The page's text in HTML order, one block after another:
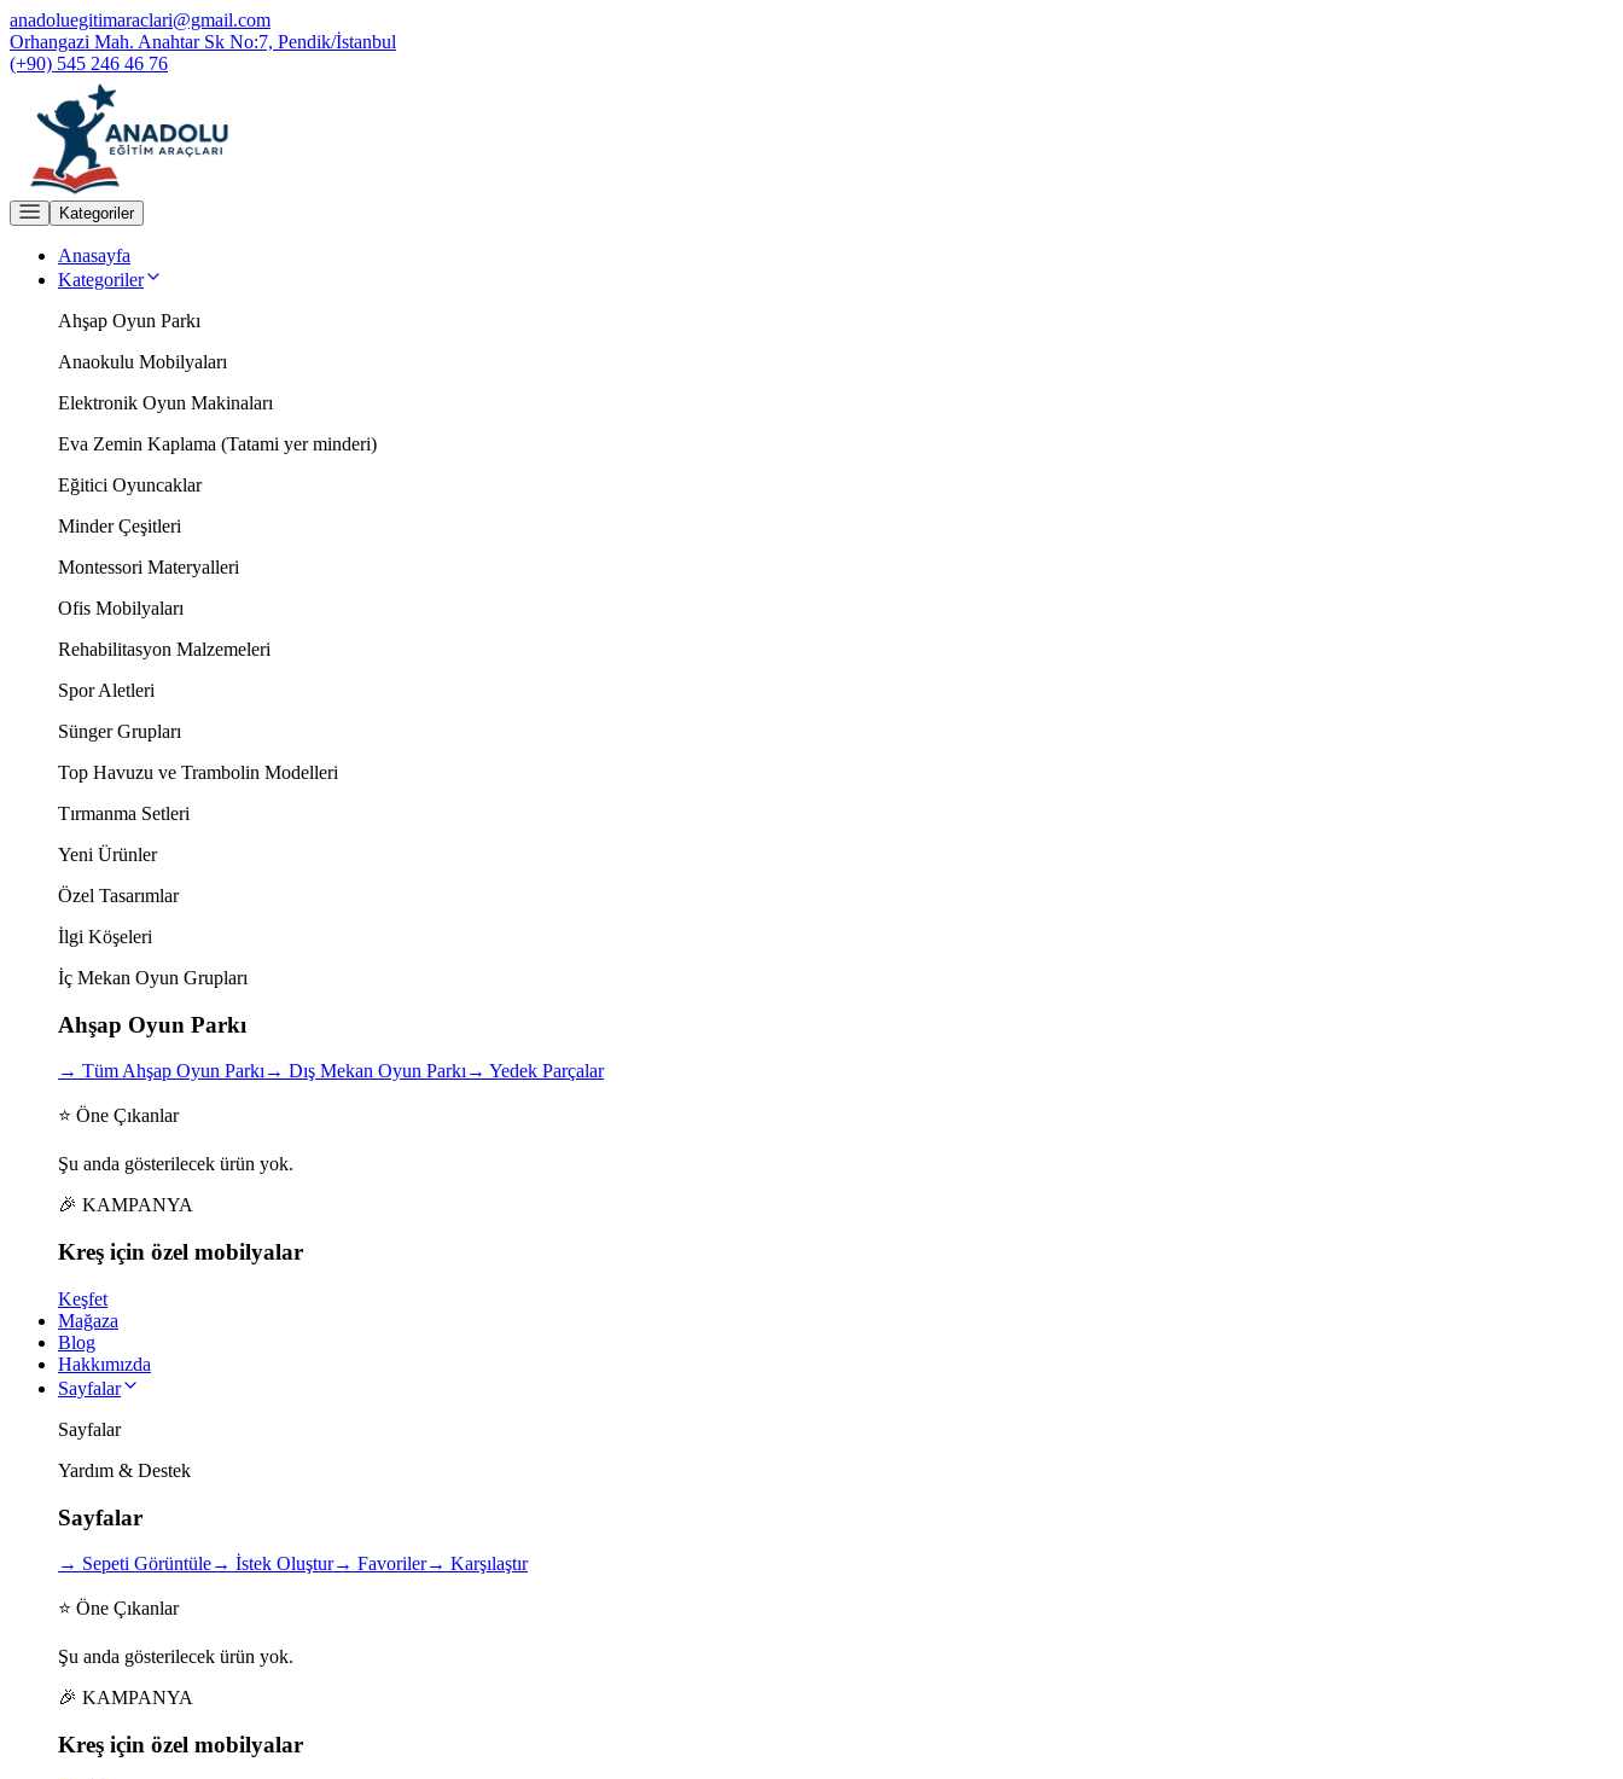
anadoluegitimaraclari@gmail.com
Orhangazi Mah. Anahtar Sk No:7, Pendik/İstanbul
(+90) 545 246 46 76
Kategoriler
Anasayfa
Kategoriler
Ahşap Oyun Parkı
Anaokulu Mobilyaları
Elektronik Oyun Makinaları
Eva Zemin Kaplama (Tatami yer minderi)
Eğitici Oyuncaklar
Minder Çeşitleri
Montessori Materyalleri
Ofis Mobilyaları
Rehabilitasyon Malzemeleri
Spor Aletleri
Sünger Grupları
Top Havuzu ve Trambolin Modelleri
Tırmanma Setleri
Yeni Ürünler
Özel Tasarımlar
İlgi Köşeleri
İç Mekan Oyun Grupları
Ahşap Oyun Parkı
→ Tüm Ahşap Oyun Parkı→ Dış Mekan Oyun Parkı→ Yedek Parçalar
⭐ Öne Çıkanlar
Şu anda gösterilecek ürün yok.
🎉 KAMPANYA
Kreş için özel mobilyalar
Keşfet
Mağaza
Blog
Hakkımızda
Sayfalar
Sayfalar
Yardım & Destek
Sayfalar
→ Sepeti Görüntüle→ İstek Oluştur→ Favoriler→ Karşılaştır
⭐ Öne Çıkanlar
Şu anda gösterilecek ürün yok.
🎉 KAMPANYA
Kreş için özel mobilyalar